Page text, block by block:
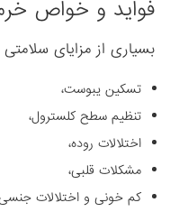
فواید و خواص
بسیاری از مزایای
تسکین یبوست،
تنظیم سطح کلسترول،
اختلالات روده،
مشکلات قلبی،
کم خونی و اختلالات